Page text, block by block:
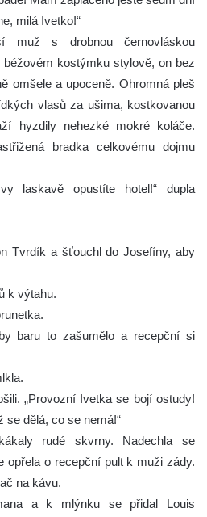
milá Ivetko!“
muž s drobnou černovláskou
kostýmku stylově, on bez
omšele a upoceně. Ohromná pleš
vlasů za ušima, kostkovanou
hyzdily nehezké mokré koláče.
bradka celkovému dojmu
laskavě opustíte hotel!“ dupla
Tvrdík a šťouchl do Josefíny, aby
k výtahu.
baru to zašumělo a recepční si
„Provozní Ivetka se bojí ostudy!
se dělá, co se nemá!“
rudé skvrny. Nadechla se
opřela o recepční pult k muži zády.
na kávu.
a k mlýnku se přidal Louis